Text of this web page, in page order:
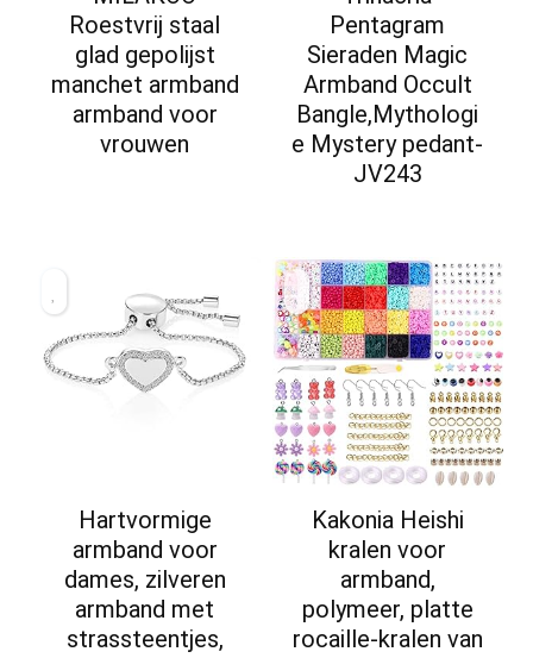
Roestvrij staal
glad gepolijst
manchet armband
armband voor
vrouwen
Pentagram
Sieraden Magic
Armband Occult
Bangle,Mythologi
e Mystery pedant-
JV243
Hartvormige
armband voor
dames, zilveren
armband met
strassteentjes,
Kakonia Heishi
kralen voor
armband,
polymeer, platte
rocaille-kralen van